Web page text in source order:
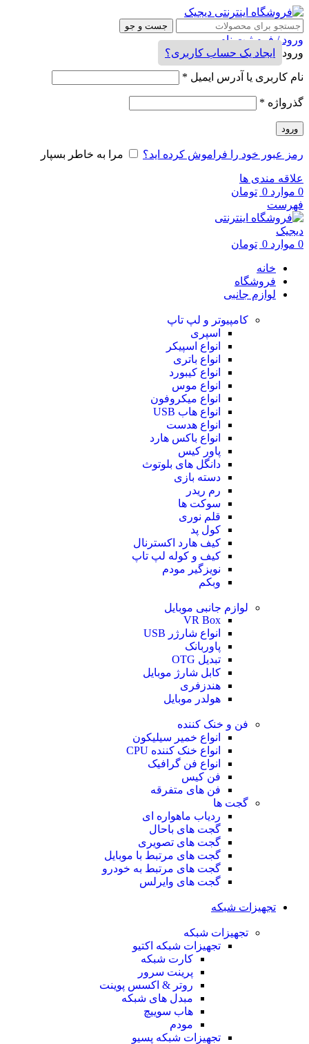
جست و جو
ورود / فرم ثبت نام
ورود
ایجاد یک حساب کاربری؟
نام کاربری یا آدرس ایمیل *
گذرواژه *
ورود
رمز عبور خود را فراموش کرده اید؟ مرا به خاطر بسپار
علاقه مندی ها
0 موارد 0 تومان
فهرست
0 موارد 0 تومان
خانه
فروشگاه
لوازم جانبی
کامپیوتر و لپ تاپ
اسپری
انواع اسپیکر
انواع باتری
انواع کیبورد
انواع موس
انواع میکروفون
انواع هاب USB
انواع هدست
انواع باکس هارد
پاور کیس
دانگل های بلوتوث
دسته بازی
رم ریدر
سوکت ها
قلم نوری
کول پد
کیف هارد اکسترنال
کیف و کوله لپ تاپ
نویزگیر مودم
وبکم
لوازم جانبی موبایل
VR Box
انواع شارژر USB
پاوربانک
تبدیل OTG
کابل شارژ موبایل
هندزفری
هولدر موبایل
فن و خنک کننده
انواع خمیر سیلیکون
انواع خنک کننده CPU
انواع فن گرافیک
فن کیس
فن های متفرقه
گجت ها
ردیاب ماهواره ای
گجت های باحال
گجت های تصویری
گجت های مرتبط با موبایل
گجت های مرتبط به خودرو
گجت های وایرلس
تجهیزات شبکه
تجهیزات شبکه
تجهیزات شبکه اکتیو
کارت شبکه
پرینت سرور
روتر & اکسس پوینت
مبدل های شبکه
هاب سوییچ
مودم
تجهیزات شبکه پسیو